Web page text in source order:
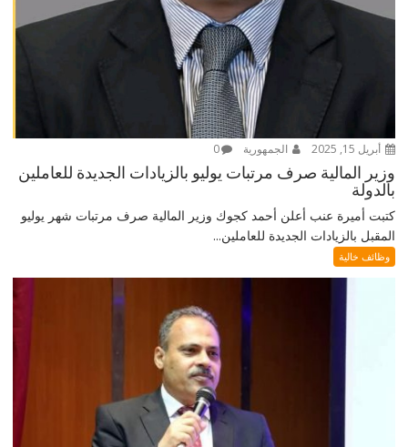
أبريل 15, 2025 الجمهورية 0
وزير المالية صرف مرتبات يوليو بالزيادات الجديدة للعاملين
بالدولة
كتبت أميرة عنب أعلن أحمد كجوك وزير المالية صرف مرتبات شهر يوليو
المقبل بالزيادات الجديدة للعاملين...
وظائف خالية